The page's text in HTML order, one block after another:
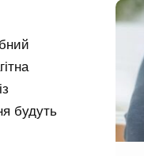
будуть